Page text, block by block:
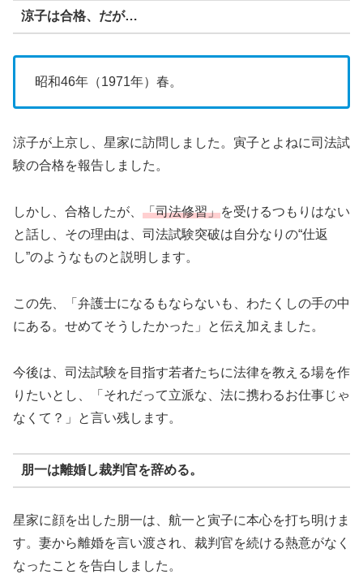
涼子は合格、だが…
昭和46年（1971年）春。
涼子が上京し、星家に訪問しました。寅子とよねに司法試
験の合格を報告しました。
しかし、合格したが、 「司法修習」を受けるつもりはない
と話し、その理由は、司法試験突破は自分なりの“仕返
し”のようなものと説明します。
この先、「弁護士になるもならないも、わたくしの手の中
にある。せめてそうしたかった」と伝え加えました。
今後は、司法試験を目指す若者たちに法律を教える場を作
りたいとし、「それだって立派な、法に携わるお仕事じゃ
なくて？」と言い残します。
朋一は離婚し裁判官を辞める。
星家に顔を出した朋一は、航一と寅子に本心を打ち明けま
す。妻から離婚を言い渡され、裁判官を続ける熱意がなく
なったことを告白しました。